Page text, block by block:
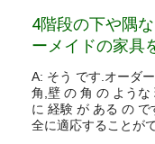
4階段の下や隅
ーメイドの家具
A: そう です.オーダ
角,壁 の 角 の ような
に 経験 が ある の
全に適応することが